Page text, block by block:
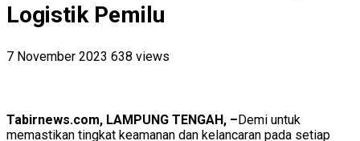
Logistik Pemilu
7 November 2023 638 views
Tabirnews.com, LAMPUNG TENGAH, –Demi untuk
memastikan tingkat keamanan dan kelancaran pada setiap